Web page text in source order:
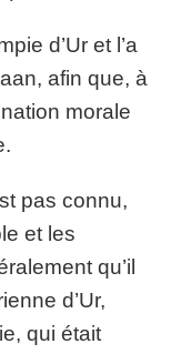
d’Ur et l’a
afin que, à
morale
pas connu,
et les
qu’il
d’Ur,
qui était